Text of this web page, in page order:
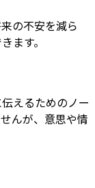
の不安を減ら
ます。
えるためのノー
んが、意思や情